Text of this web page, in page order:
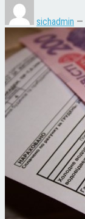
sichadmin —